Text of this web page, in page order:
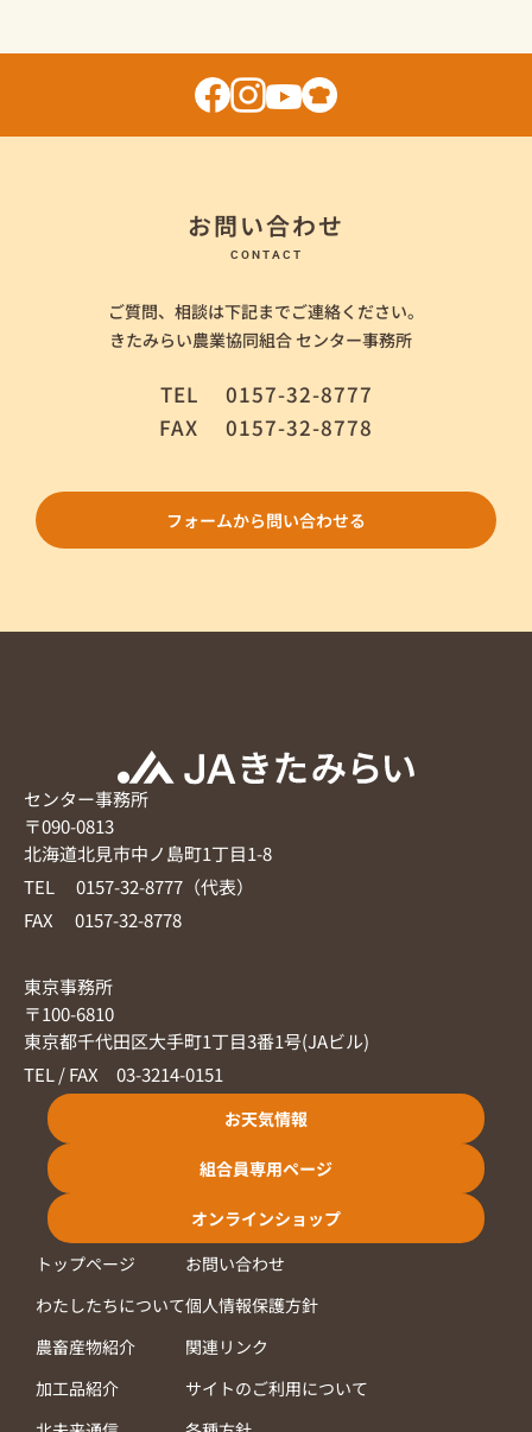
お問い合わせ
CONTACT
ご質問、相談は下記までご連絡ください。
きたみらい農業協同組合 センター事務所
TEL 0157-32-8777
FAX 0157-32-8778
フォームから問い合わせる
センター事務所
〒090-0813
北海道北見市中ノ島町1丁目1-8
TEL 0157-32-8777（代表）
FAX 0157-32-8778
東京事務所
〒100-6810
東京都千代田区大手町1丁目3番1号(JAビル)
TEL / FAX 03-3214-0151
お天気情報
組合員専用ページ
オンラインショップ
トップページ
わたしたちについて
農畜産物紹介
加工品紹介
お問い合わせ
個人情報保護方針
関連リンク
サイトのご利用について